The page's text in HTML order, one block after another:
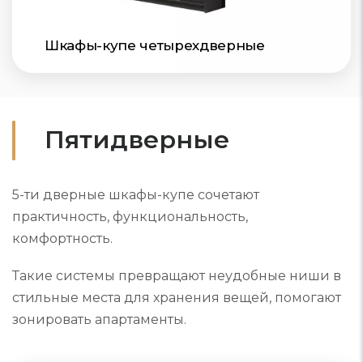
Шкафы-купе четырехдверные
Пятидверные
5-ти дверные шкафы-купе сочетают
практичность, функциональность,
комфортность.
Такие системы превращают неудобные ниши в
стильные места для хранения вещей, помогают
зонировать апартаменты.